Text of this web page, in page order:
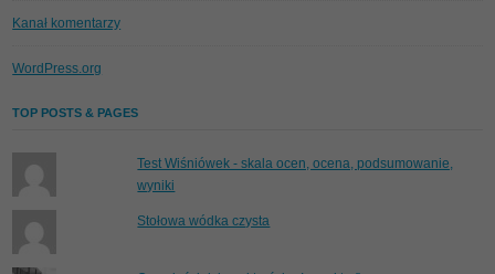
Kanał komentarzy
WordPress.org
TOP POSTS & PAGES
Test Wiśniówek - skala ocen, ocena, podsumowanie,
wyniki
Stołowa wódka czysta